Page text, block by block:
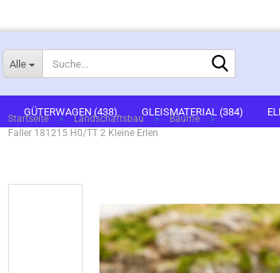
Konto
Passwort
Alle
GÜTERWAGEN (438) GLEISMATERIAL (384)
Startseite » Landschaftsbau » Bäume »
Faller 181215 H0/TT 2 Kleine Erlen